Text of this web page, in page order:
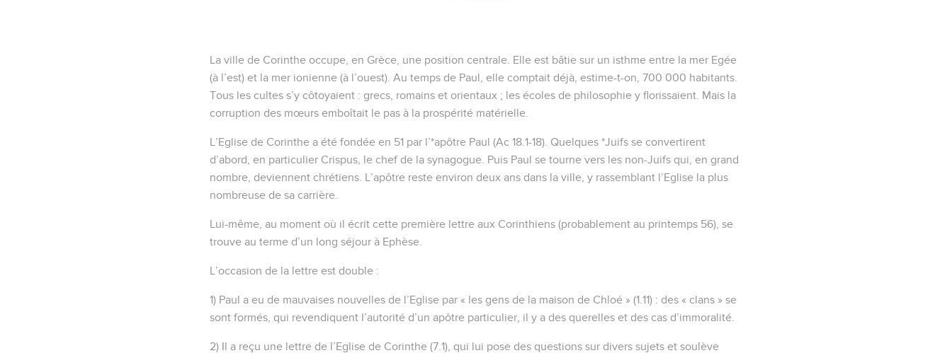
La ville de Corinthe occupe, en Grèce, une position centrale. Elle est bâtie sur un isthme entre la mer Egée
(à l’est) et la mer ionienne (à l’ouest). Au temps de Paul, elle comptait déjà, estime-t-on, 700 000 habitants.
Tous les cultes s’y côtoyaient : grecs, romains et orientaux ; les écoles de philosophie y florissaient. Mais la
corruption des mœurs emboîtait le pas à la prospérité matérielle.
L’Eglise de Corinthe a été fondée en 51 par l’*apôtre Paul (Ac 18.1-18). Quelques *Juifs se convertirent
d’abord, en particulier Crispus, le chef de la synagogue. Puis Paul se tourne vers les non-Juifs qui, en grand
nombre, deviennent chrétiens. L’apôtre reste environ deux ans dans la ville, y rassemblant l’Eglise la plus
nombreuse de sa carrière.
Lui-même, au moment où il écrit cette première lettre aux Corinthiens (probablement au printemps 56), se
trouve au terme d’un long séjour à Ephèse.
L’occasion de la lettre est double :
1) Paul a eu de mauvaises nouvelles de l’Eglise par « les gens de la maison de Chloé » (1.11) : des « clans » se
sont formés, qui revendiquent l’autorité d’un apôtre particulier, il y a des querelles et des cas d’immoralité.
2) Il a reçu une lettre de l’Eglise de Corinthe (7.1), qui lui pose des questions sur divers sujets et soulève